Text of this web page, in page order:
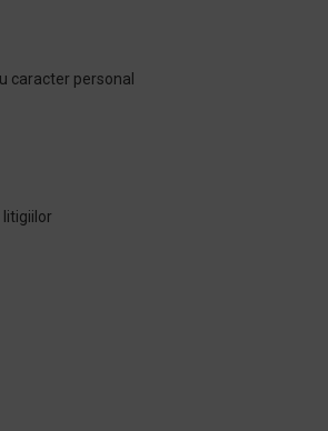
caracter personal